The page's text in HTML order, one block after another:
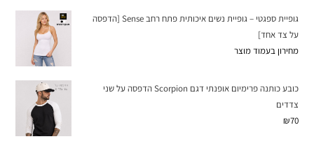
גופיית ספגטי – גופיית נשים איכותית פתח רחב Sense [הדפסה
על צד אחד]
מחירון בעמוד מוצר
כובע כותנה פרימיום אופנתי דגם Scorpion הדפסה על שני
צדדים
₪70